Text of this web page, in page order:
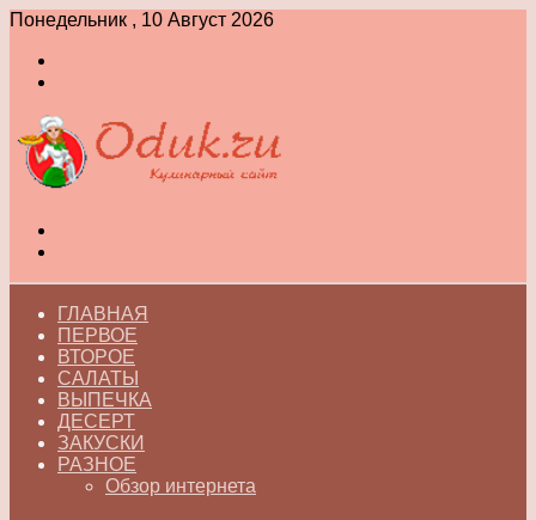
Понедельник , 10 Август 2026
ГЛАВНАЯ
ПЕРВОЕ
ВТОРОЕ
САЛАТЫ
ВЫПЕЧКА
ДЕСЕРТ
ЗАКУСКИ
РАЗНОЕ
Обзор интернета